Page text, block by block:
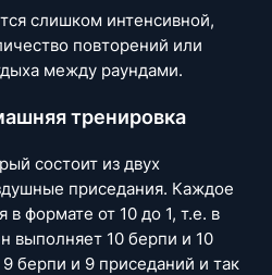
слишком интенсивной,
повторений или
между раундами.
тренировка
состоит из двух
приседания. Каждое
формате от 10 до 1, т.е. в
выполняет 10 берпи и 10
берпи и 9 приседаний и так